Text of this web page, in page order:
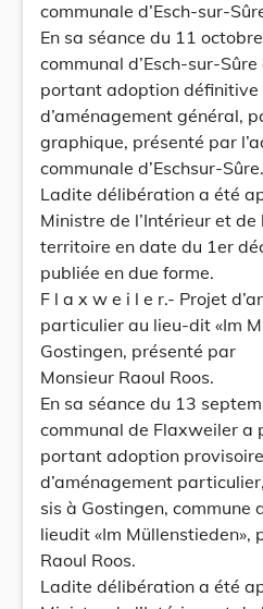
communale d’Esch-sur-
En sa séance du 11
communal d’Esch-sur-
portant adoption définitive
d’aménagement général,
graphique, présenté par
communale d’Eschsur-Sûre.
Ladite délibération a été
Ministre de l’Intérieur et de
territoire en date du 1er
publiée en due forme.
F l a x w e i l e r.- Projet
particulier au lieu-dit «Im
Gostingen, présenté par
Monsieur Raoul Roos.
En sa séance du 13
communal de Flaxweiler a
portant adoption
d’aménagement
sis à Gostingen, commune
lieudit «Im Müllenstieden»,
Raoul Roos.
Ladite délibération a été